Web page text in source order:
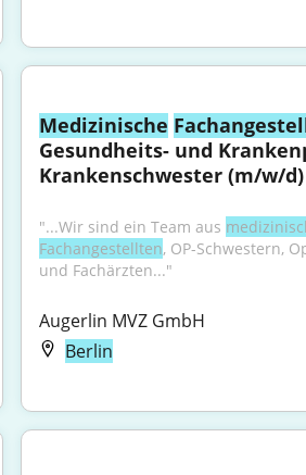
Medizinische
Gesundheits- und
Krankenschwester (m/w/d)
"...Wir sind ein Team aus
Fachangestellten, OP-Schwestern,
und Fachärzten..."
Augerlin MVZ GmbH
Berlin